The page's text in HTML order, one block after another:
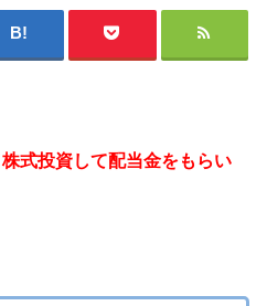
式投資して配当金をもらい